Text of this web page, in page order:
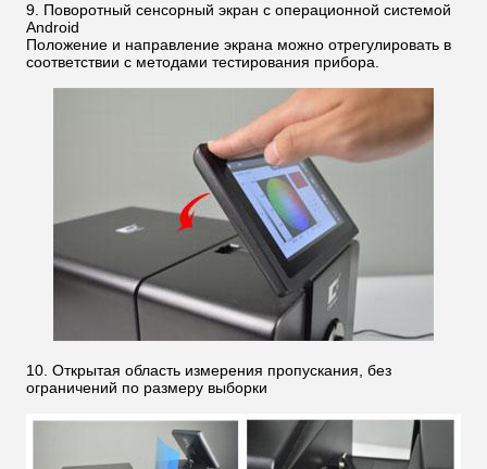
9. Поворотный сенсорный экран с операционной системой
Android
Положение и направление экрана можно отрегулировать в
соответствии с методами тестирования прибора.
10. Открытая область измерения пропускания, без
ограничений по размеру выборки